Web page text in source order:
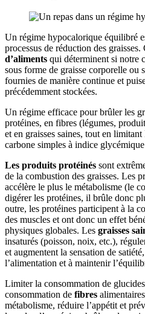
Un régime hypocalorique équilibré
processus de réduction des graisses.
d’aliments qui déterminent si notre
sous forme de graisse corporelle ou
fournies de manière continue et
précédemment stockées.
Un régime efficace pour brûler les
protéines, en fibres (légumes,
et en graisses saines, tout en
carbone simples à indice
Les produits protéinés sont
de la combustion des graisses. Les
accélère le plus le métabolisme (le
digérer les protéines, il brûle donc
outre, les protéines participent à la
des muscles et ont donc un effet
physiques globales. Les graisses
insaturés (poisson, noix, etc.),
et augmentent la sensation de
l’alimentation et à maintenir
Limiter la consommation de
consommation de fibres
métabolisme, réduire l’appétit et